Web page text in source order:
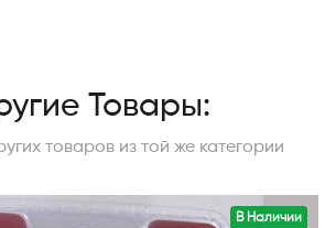
Товары:
товаров из той же категории
В Наличии